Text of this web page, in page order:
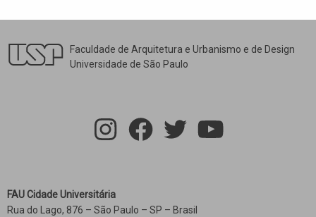
Faculdade de Arquitetura e Urbanismo e de Design
Universidade de São Paulo
FAU Cidade Universitária
Rua do Lago, 876 – São Paulo – SP – Brasil